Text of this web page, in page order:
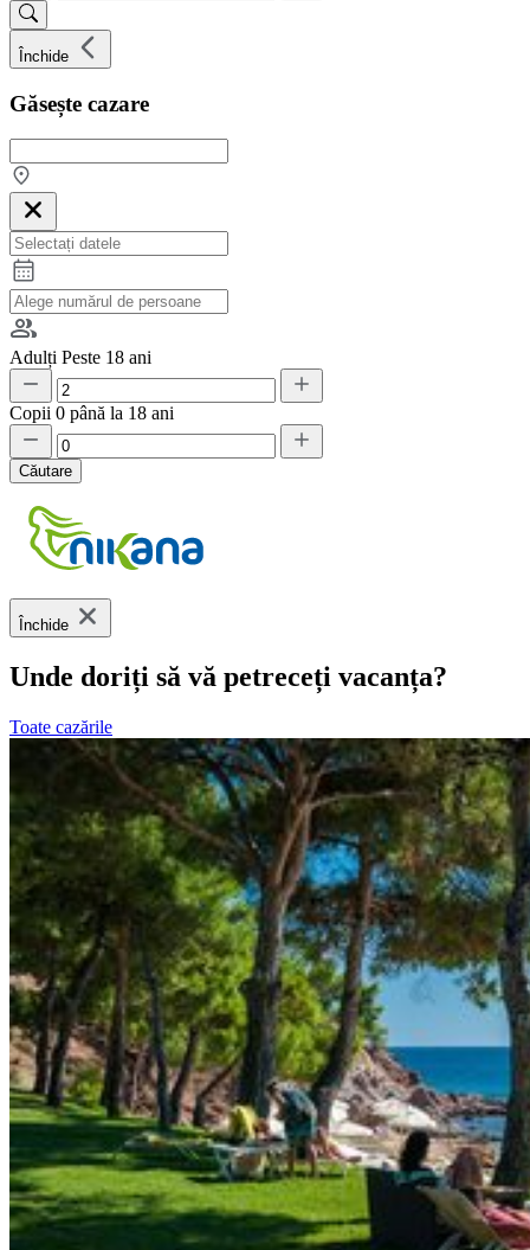
Închide
Găsește cazare
Adulți Peste 18 ani
Copii 0 până la 18 ani
Căutare
Închide
Unde doriți să vă petreceți vacanța?
Toate cazările